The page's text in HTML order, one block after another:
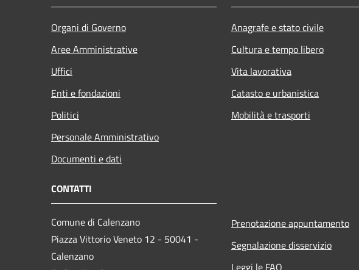
Organi di Governo
Aree Amministrative
Uffici
Enti e fondazioni
Politici
Personale Amministrativo
Documenti e dati
Anagrafe e stato civile
Cultura e tempo libero
Vita lavorativa
Catasto e urbanistica
Mobilità e trasporti
CONTATTI
Comune di Calenzano
Piazza Vittorio Veneto 12 - 50041 -
Calenzano
Prenotazione appuntamento
Segnalazione disservizio
Leggi le FAQ